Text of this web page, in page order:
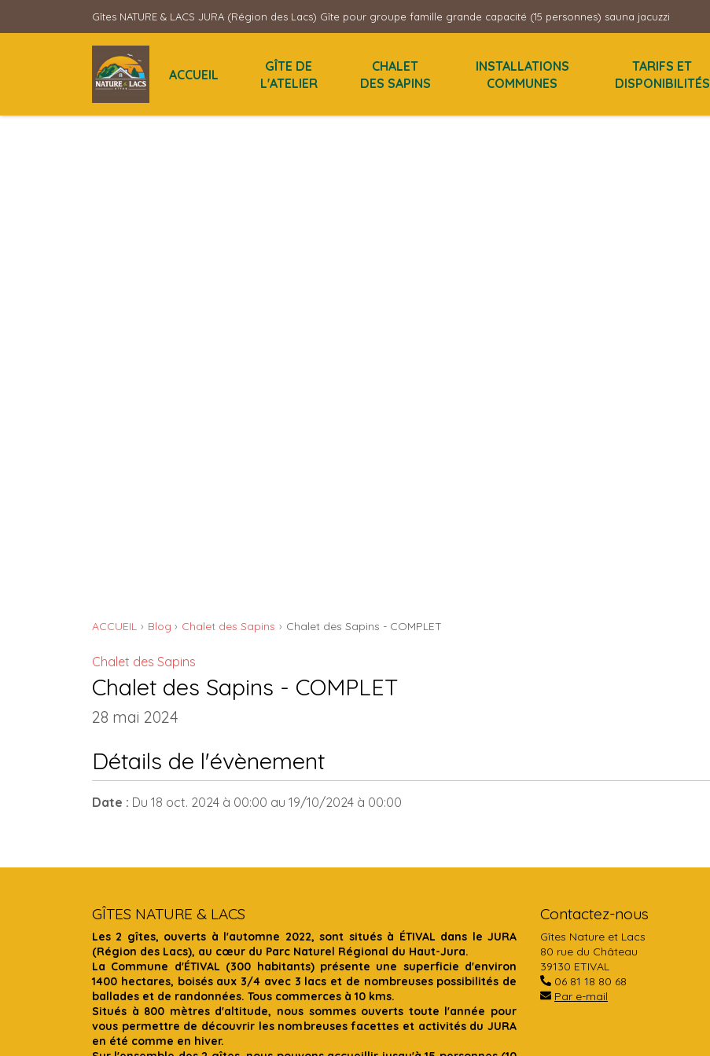
Gîtes NATURE & LACS JURA (Région des Lacs) Gîte pour groupe famille grande capacité (15 personnes) sauna jacuzzi
ACCUEIL
GÎTE DE
L'ATELIER
CHALET
DES SAPINS
INSTALLATIONS
COMMUNES
TARIFS ET
DISPONIBILITÉS
ACCUEIL Blog Chalet des Sapins Chalet des Sapins - COMPLET
Chalet des Sapins
Chalet des Sapins - COMPLET
28 mai 2024
Détails de l'évènement
Date : Du 18 oct. 2024 à 00:00 au 19/10/2024 à 00:00
GÎTES NATURE & LACS
Les 2 gîtes, ouverts à l'automne 2022, sont situés à ÉTIVAL dans le JURA
(Région des Lacs), au cœur du Parc Naturel Régional du Haut-Jura.
La Commune d'ÉTIVAL (300 habitants) présente une superficie d'environ
1400 hectares, boisés aux 3/4 avec 3 lacs et de nombreuses possibilités de
ballades et de randonnées. Tous commerces à 10 kms.
Situés à 800 mètres d'altitude, nous sommes ouverts toute l'année pour
vous permettre de découvrir les nombreuses facettes et activités du JURA
en été comme en hiver.
Contactez-nous
Gîtes Nature et Lacs
80 rue du Château
39130 ETIVAL
06 81 18 80 68
Par e-mail